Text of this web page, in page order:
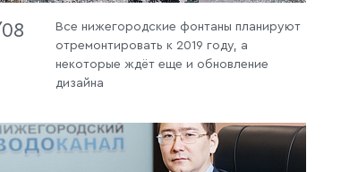
Все нижегородские фонтаны планируют
отремонтировать к 2019 году, а
некоторые ждёт еще и обновление
дизайна